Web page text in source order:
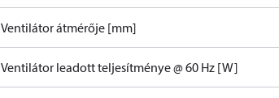
Ventilátor átmérője [mm]
Ventilátor leadott teljesítménye @ 60 Hz [W]